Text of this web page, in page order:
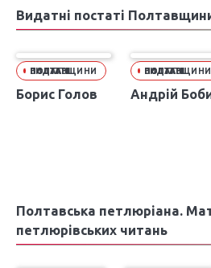
Видатні постаті
ВИДАТНІ ПОСТАТІ ПОЛТАВЩИНИ
Борис Голов
ВИДАТНІ ПОСТАТІ ПОЛТАВЩИНИ
Андрій
Полтавська петлюріана.
петлюрівських читань